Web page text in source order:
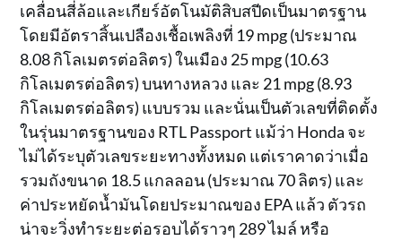
เคลื่อนสี่ล้อและเกียร์อัตโนมัติสิบสปีดเป็นมาตรฐาน
โดยมีอัตราสิ้นเปลืองเชื้อเพลิงที่ 19 mpg (ประมาณ
8.08 กิโลเมตรต่อลิตร) ในเมือง 25 mpg (10.63
กิโลเมตรต่อลิตร) บนทางหลวง และ 21 mpg (8.93
กิโลเมตรต่อลิตร) แบบรวม และนั่นเป็นตัวเลขที่ติดตั้ง
ในรุ่นมาตรฐานของ RTL Passport แม้ว่า Honda จะ
ไม่ได้ระบุตัวเลขระยะทางทั้งหมด แต่เราคาดว่าเมื่อ
รวมถังขนาด 18.5 แกลลอน (ประมาณ 70 ลิตร) และ
ค่าประหยัดน้ำมันโดยประมาณของ EPA แล้ว ตัวรถ
น่าจะวิ่งทำระยะต่อรอบได้ราวๆ 289 ไมล์ หรือ